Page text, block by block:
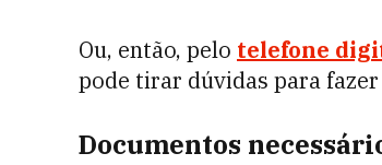
Ou, então, pelo telefone
pode tirar dúvidas para
Documentos